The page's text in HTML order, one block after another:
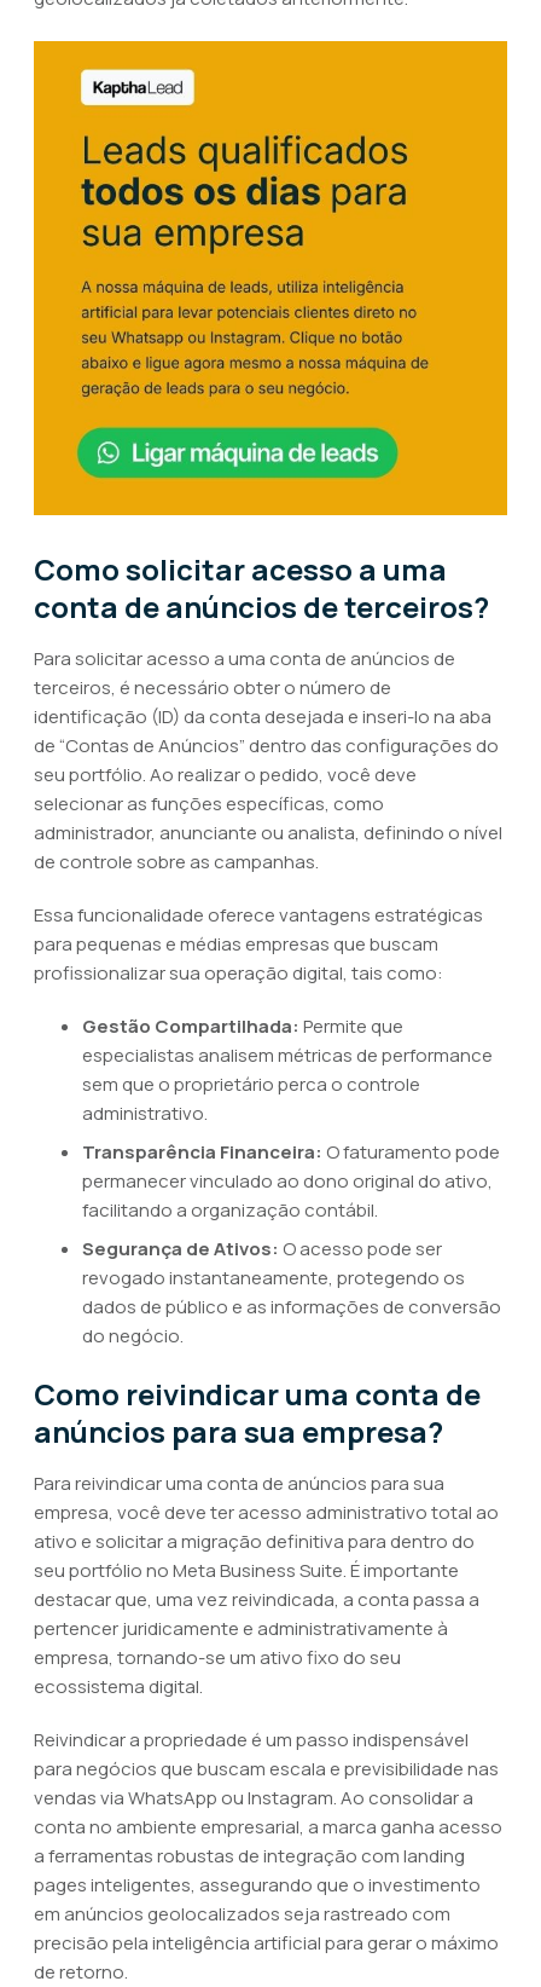
Como solicitar acesso a uma
conta de anúncios de terceiros?
Para solicitar acesso a uma conta de anúncios de
terceiros, é necessário obter o número de
identificação (ID) da conta desejada e inseri-lo na aba
de “Contas de Anúncios” dentro das configurações do
seu portfólio. Ao realizar o pedido, você deve
selecionar as funções específicas, como
administrador, anunciante ou analista, definindo o nível
de controle sobre as campanhas.
Essa funcionalidade oferece vantagens estratégicas
para pequenas e médias empresas que buscam
profissionalizar sua operação digital, tais como:
Gestão Compartilhada: Permite que
especialistas analisem métricas de performance
sem que o proprietário perca o controle
administrativo.
Transparência Financeira: O faturamento pode
permanecer vinculado ao dono original do ativo,
facilitando a organização contábil.
Segurança de Ativos: O acesso pode ser
revogado instantaneamente, protegendo os
dados de público e as informações de conversão
do negócio.
Como reivindicar uma conta de
anúncios para sua empresa?
Para reivindicar uma conta de anúncios para sua
empresa, você deve ter acesso administrativo total ao
ativo e solicitar a migração definitiva para dentro do
seu portfólio no Meta Business Suite. É importante
destacar que, uma vez reivindicada, a conta passa a
pertencer juridicamente e administrativamente à
empresa, tornando-se um ativo fixo do seu
ecossistema digital.
Reivindicar a propriedade é um passo indispensável
para negócios que buscam escala e previsibilidade nas
vendas via WhatsApp ou Instagram. Ao consolidar a
conta no ambiente empresarial, a marca ganha acesso
a ferramentas robustas de integração com landing
pages inteligentes, assegurando que o investimento
em anúncios geolocalizados seja rastreado com
precisão pela inteligência artificial para gerar o máximo
de retorno.